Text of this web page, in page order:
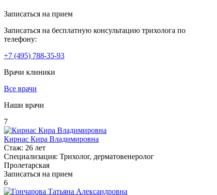
Записаться на прием
Записаться на бесплатную консультацию трихолога по
телефону:
+7 (495) 788-35-93
Врачи клиники
Все врачи
Наши врачи
7
Кирнас Кира Владимировна
Стаж: 26 лет
Специализация: Трихолог, дерматовенеролог
Пролетарская
Записаться на прием
6